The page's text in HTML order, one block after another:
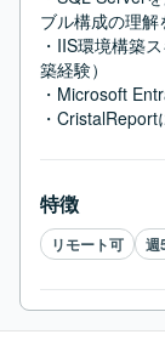
ブル構成の理解
・IIS環境構築
築経験）
・Microsoft
・
特徴
リモート可 週